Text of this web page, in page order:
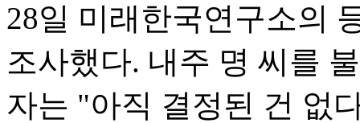
28일 미래한국연구소의
조사했다. 내주 명 씨를
자는 "아직 결정된 건 없